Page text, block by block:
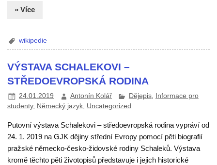
» Více
wikipedie
VÝSTAVA SCHALEKOVI –
STŘEDOEVROPSKÁ RODINA
24.01.2019 Antonín Kolář Dějepis,
Informace pro
studenty, Německý jazyk Uncategorized
Putovní výstava Schalekovi – středoevropská rodina vypráví od
24. 1. 2019 na GJK dějiny střední Evropy pomocí pěti biografií
pražské německo-česko-židovské rodiny Schaleků. Výstava
kromě těchto pěti životopisů představuje i jejich historické